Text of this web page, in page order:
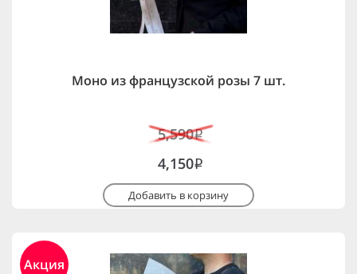
Моно из французской розы 7 шт.
5,590i
4,150i
Добавить в корзину
Акция